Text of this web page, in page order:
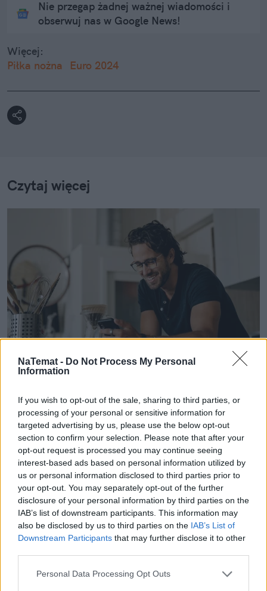
NaTemat - Do Not Process My Personal
Information
If you wish to opt-out of the sale, sharing to third parties, or
processing of your personal or sensitive information for
targeted advertising by us, please use the below opt-out
section to confirm your selection. Please note that after your
opt-out request is processed you may continue seeing
interest-based ads based on personal information utilized by
us or personal information disclosed to third parties prior to
your opt-out. You may separately opt-out of the further
disclosure of your personal information by third parties on the
IAB’s list of downstream participants. This information may
also be disclosed by us to third parties on the IAB’s List of
Downstream Participants that may further disclose it to other
Personal Data Processing Opt Outs
Nie przegap żadnej ważnej wiadomości i
obserwuj nas w Google News!
Więcej:
Piłka nożna
Euro 2024
Czytaj więcej
Orange znów na czele. Powody, dla
których tyle osób przenosi do niego
numery
Ponad 360 000 numerów przeniesiono w II kwartale
2026 roku w sieciach mobilnych. Jak podaje UKE,
najwięcej użytkowników w ramach tej operacji
zyskał Orange. Pomarańczowy operator po raz
kolejny znalazł się na pierwszym miejscu
zestawienia. Co sprawia, że staje się on pierwszym
wyborem?
Czytaj całość